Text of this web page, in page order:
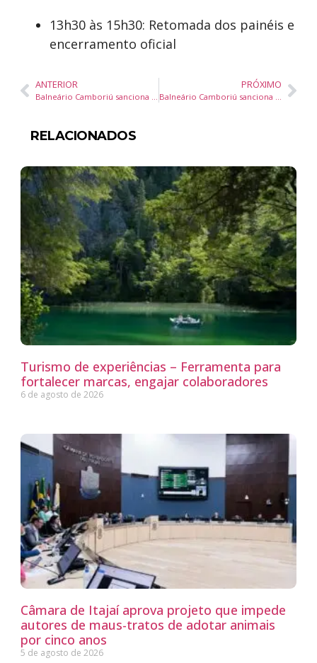
13h30 às 15h30: Retomada dos painéis e
encerramento oficial
ANTERIOR
Balneário Camboriú sanciona Plano Plurianual 2026-2029 com foco em transparência e eficiência
PRÓXIMO
Balneário Camboriú sanciona lei do programa de Autorregularização Fiscal e cria Serviço Público de Loteria
RELACIONADOS
Turismo de experiências – Ferramenta para
fortalecer marcas, engajar colaboradores
6 de agosto de 2026
Câmara de Itajaí aprova projeto que impede
autores de maus-tratos de adotar animais
por cinco anos
5 de agosto de 2026